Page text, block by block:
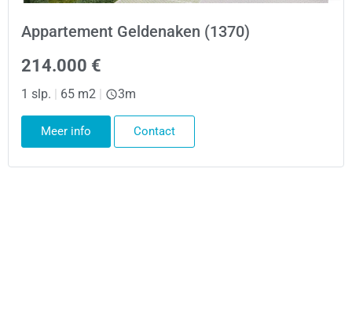
Appartement Geldenaken (1370)
214.000 €
1 slp. 65 m2 3m
Meer info Contact